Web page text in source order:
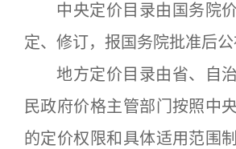
中央定价目录由国务院价
定、修订，报国务院批准后公
地方定价目录由省、自治
民政府价格主管部门按照中
的定价权限和具体适用范围